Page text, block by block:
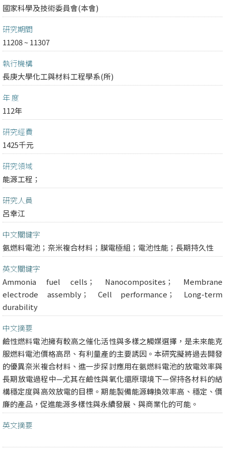
國家科學及技術委員會(本會)
研究期間
11208 ~ 11307
執行機構
長庚大學化工與材料工程學系(所)
年 度
112年
研究經費
1425千元
研究領域
能源工程；
研究人員
呂幸江
中文關鍵字
氨燃料電池；奈米複合材料；膜電極組；電池性能；長期持久性
英文關鍵字
Ammonia fuel cells； Nanocomposites； Membrane
electrode assembly； Cell performance； Long-term
durability
中文摘要
鹼性燃料電池擁有較高之催化活性與多樣之觸媒選擇，是未來能克
服燃料電池價格高昂、有利量產的主要誘因。本研究擬將過去開發
的優異奈米複合材料、進一步探討應用在氨燃料電池的放電效率與
長期放電過程中—尤其在鹼性與氧化還原環境下—保持各材料的結
構穩定度與高效放電的目標。期能製備能源轉換效率高、穩定、價
廉的產品，促進能源多樣性與永續發展、與商業化的可能。
英文摘要